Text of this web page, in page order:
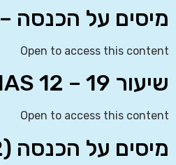
מיסים על הכנסה – IAS 12
Open to access this content
שיעור 19 – IAS 12 (מסים)
Open to access this content
מיסים על הכנסה (IAS 12)